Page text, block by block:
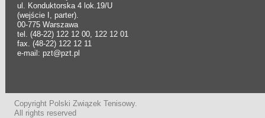
ul. Konduktorska 4 lok.19/U
(wejście I, parter).
00-775 Warszawa
tel. (48-22) 122 12 00, 122 12 01
fax. (48-22) 122 12 11
e-mail: pzt@pzt.pl
Copyright Polski Związek Tenisowy.
All rights reserved